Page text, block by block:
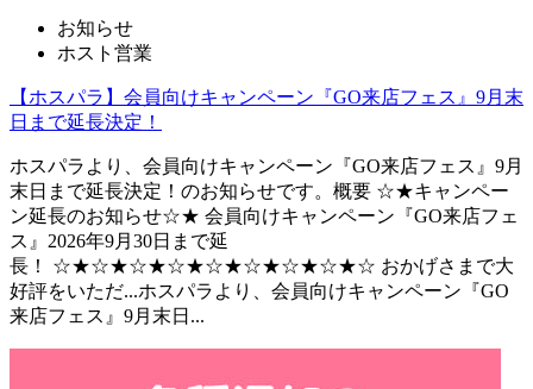
お知らせ
ホスト営業
【ホスパラ】会員向けキャンペーン『GO来店フェス』9月末
日まで延長決定！
ホスパラより、会員向けキャンペーン『GO来店フェス』9月
末日まで延長決定！のお知らせです。概要 ☆★キャンペー
ン延長のお知らせ☆★ 会員向けキャンペーン『GO来店フェ
ス』2026年9月30日まで延
長！ ☆★☆★☆★☆★☆★☆★☆★☆★☆ おかげさまで大
好評をいただ...ホスパラより、会員向けキャンペーン『GO
来店フェス』9月末日...